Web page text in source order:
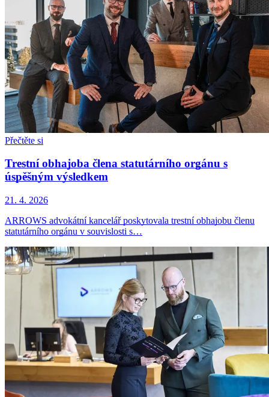
Přečtěte si
Trestní obhajoba člena statutárního orgánu s
úspěšným výsledkem
21. 4. 2026
ARROWS advokátní kancelář poskytovala trestní obhajobu členu
statutárního orgánu v souvislosti s…